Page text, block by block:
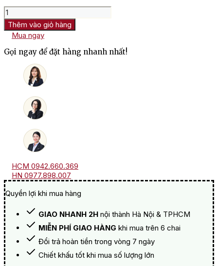
Rượu
vang
Pháp
Domaine
Michel
Noellat
Echezeaux
Thêm vào giỏ hàng
Mua ngay
Gọi ngay để đặt hàng nhanh nhất!
HCM 0942.660.369
HN 0977.898.007
Quyền lợi khi mua hàng
GIAO NHANH 2H nội thành Hà Nội & TPHCM
MIỄN PHÍ GIAO HÀNG khi mua trên 6 chai
Đổi trả hoàn tiền trong vòng 7 ngày
Chiết khấu tốt khi mua số lượng lớn